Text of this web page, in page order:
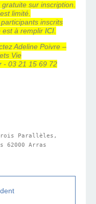
sur inscription.
limité.
inscrits
est à remplir ICI.
Adeline Poivre –
Vie
- 03 21 15 69 72
Parallèles,
62000 Arras